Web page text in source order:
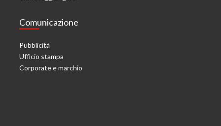
Comunicazione
Pubblicitá
Ufficio stampa
Corporate e marchio